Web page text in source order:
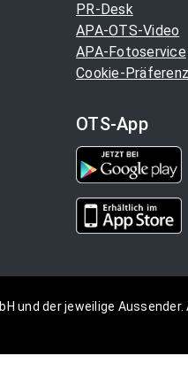
PR-Desk
APA-OTS-Video
APA-Fotoservice
Cookie-
OTS-App
und der jeweilige Aussender.